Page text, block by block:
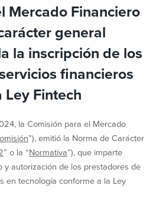
Mercado Financiero
general
la inscripción de los
financieros
Fintech
la Comisión para el Mercado
”), emitió la Norma de Carácter
” o la “Normativa”), que imparte
y autorización de los prestadores de
en tecnología conforme a la Ley